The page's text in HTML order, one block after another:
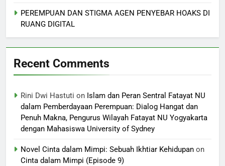
PEREMPUAN DAN STIGMA AGEN PENYEBAR HOAKS DI
RUANG DIGITAL
Recent Comments
Rini Dwi Hastuti on Islam dan Peran Sentral Fatayat NU
dalam Pemberdayaan Perempuan: Dialog Hangat dan
Penuh Makna, Pengurus Wilayah Fatayat NU Yogyakarta
dengan Mahasiswa University of Sydney
Novel Cinta dalam Mimpi: Sebuah Ikhtiar Kehidupan on
Cinta dalam Mimpi (Episode 9)